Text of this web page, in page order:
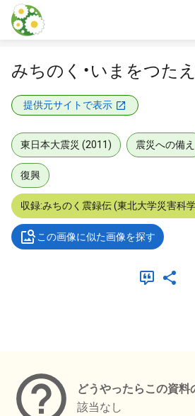
本文に飛ぶ
みちのく・いまをつた
提供元サイトで表示
東日本大震災 (2011) 震災への備え
復興
収録:みちのく震録伝 (東北大学災害科
この画像に似た画像を探す
どうやったらこの資料
該当なし